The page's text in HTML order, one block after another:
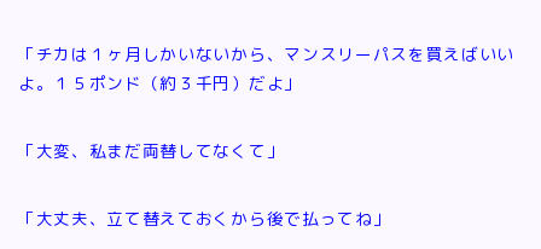
「チカは１ヶ月しかいないから、マンスリーパスを買えばいい
よ。１５ポンド（約３千円）だよ」
「大変、私まだ両替してなくて」
「大丈夫、立て替えておくから後で払ってね」